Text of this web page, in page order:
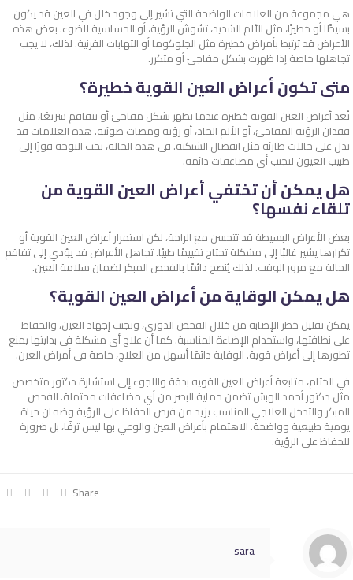
هي مجموعة من العلامات الواضحة التي تشير إلى وجود خلل في العين قد يكون
بسيطًا أو خطيرًا، مثل الألم الشديد، تشوش الرؤية، أو الحساسية للضوء. بعض هذه
الأعراض قد ترتبط بأمراض خطيرة مثل الجلوكوماأو التهابات القرنية. لذلك، لا يجب
تجاهلها خاصة إذا ظهرت بشكل مفاجئ أو متكرر.
متى تكون أعراض العين القوية خطيرة؟
تُعد أعراض العين القوية خطيرة عندما تظهر بشكل مفاجئ أو تتفاقم سريعًا، مثل
فقدان الرؤية المفاجئ، أو الألم الحاد، أو رؤية ومضات ضوئية. هذه العلامات قد
تدل على حالات طارئة مثل انفصال الشبكية. في هذه الحالة، يجب التوجه فورًا إلى
طبيب العيون لتجنب أي مضاعفات دائمة.
هل يمكن أن تختفي أعراض العين القوية من
تلقاء نفسها؟
بعض الأعراض البسيطة قد تتحسن مع الراحة، لكن استمرار أعراض العين القوية أو
تكرارها يشير غالبًا إلى مشكلة تحتاج تقييمًا طبيًا. تجاهل الأعراض قد يؤدي إلى تفاقم
الحالة مع مرور الوقت. لذلك يُنصح دائمًا بالفحص المبكر لضمان سلامة العين.
هل يمكن الوقاية من أعراض العين القوية؟
يمكن تقليل خطر الإصابة من خلال الفحص الدوري، وتجنب إجهاد العين، والحفاظ
على نظافتها، واستخدام الإضاءة المناسبة. كما أن علاج أي مشكلة في بدايتها يمنع
تطورها إلى أعراض قوية. الوقاية دائمًا أسهل من العلاج، خاصة في أمراض العين.
في الختام، متابعةأعراض العين القويه بدقة واللجوء إلى استشارة دكتور متخصص
مثل دكتور أحمد الهبش تضمن حماية البصر من أي مضاعفات محتملة. الفحص
المبكر والتدخل العلاجي المناسب يزيد من فرص الحفاظ على الرؤية وضمان حياة
يومية طبيعية وواضحة. الاهتمام بأعراض العين والوعي بها ليس ترفًا، بل ضرورة
للحفاظ على الرؤية.
Share
sara